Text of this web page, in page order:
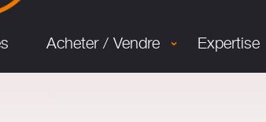
Acheter / Vendre Expertise